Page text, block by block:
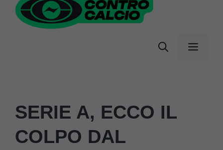
contenuto
Menu
SERIE A, ECCO IL
COLPO DAL